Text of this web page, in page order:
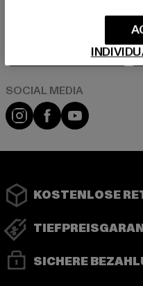
Instagram
FacebookYouTube
KOSTENLOSE
SICHERE